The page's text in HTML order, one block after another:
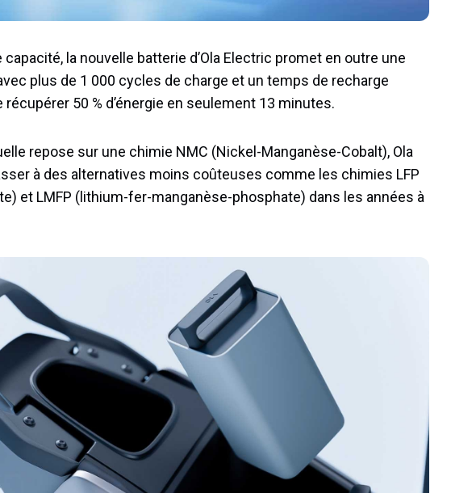
capacité, la nouvelle batterie d’Ola Electric promet en outre une
plus de 1 000 cycles de charge et un temps de recharge
50 % d’énergie en seulement 13 minutes.
repose sur une chimie NMC (Nickel-Manganèse-Cobalt), Ola
à des alternatives moins coûteuses comme les chimies LFP
et LMFP (lithium-fer-manganèse-phosphate) dans les années à